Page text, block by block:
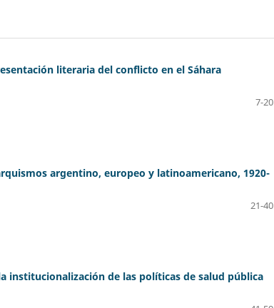
literaria del conflicto en el Sáhara
7-20
argentino, europeo y latinoamericano, 1920-
21-40
institucionalización de las políticas de salud pública